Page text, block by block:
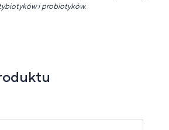
i probiotyków.